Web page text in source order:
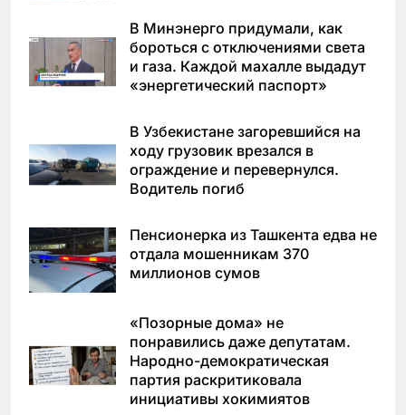
В Минэнерго придумали, как
бороться с отключениями света
и газа. Каждой махалле выдадут
«энергетический паспорт»
В Узбекистане загоревшийся на
ходу грузовик врезался в
ограждение и перевернулся.
Водитель погиб
Пенсионерка из Ташкента едва не
отдала мошенникам 370
миллионов сумов
«Позорные дома» не
понравились даже депутатам.
Народно-демократическая
партия раскритиковала
инициативы хокимиятов